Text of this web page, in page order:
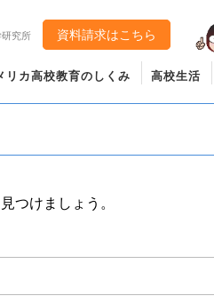
究所 資料請求はこちら
リカ高校教育のしくみ 高校生活
つけましょう。